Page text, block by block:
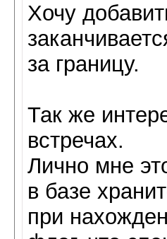
Хочу
за границу.
Так же
встречах.
Лично мне
в базе
при